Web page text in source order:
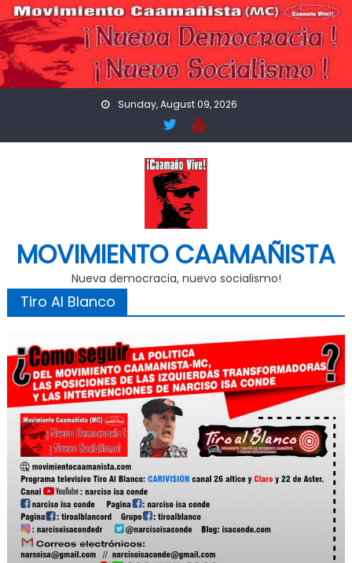
Skip
to
content
Sunday, August 09, 2026
MOVIMIENTO CAAMAÑISTA
Nueva democracia, nuevo socialismo!
Tiro Al Blanco